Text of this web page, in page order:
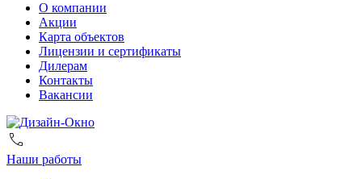
О компании
Акции
Карта объектов
Лицензии и сертификаты
Дилерам
Контакты
Вакансии
Наши работы